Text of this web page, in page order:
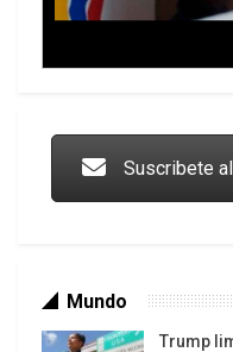
Suscribete
Mundo
Trump